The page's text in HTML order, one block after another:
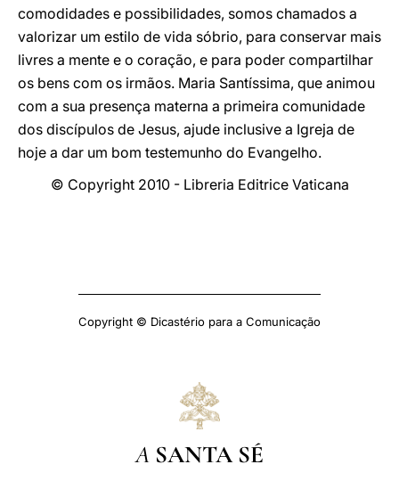
comodidades e possibilidades, somos chamados a
valorizar um estilo de vida sóbrio, para conservar mais
livres a mente e o coração, e para poder compartilhar
os bens com os irmãos. Maria Santíssima, que animou
com a sua presença materna a primeira comunidade
dos discípulos de Jesus, ajude inclusive a Igreja de
hoje a dar um bom testemunho do Evangelho.
© Copyright 2010 - Libreria Editrice Vaticana
Copyright © Dicastério para a Comunicação
A SANTA SÉ